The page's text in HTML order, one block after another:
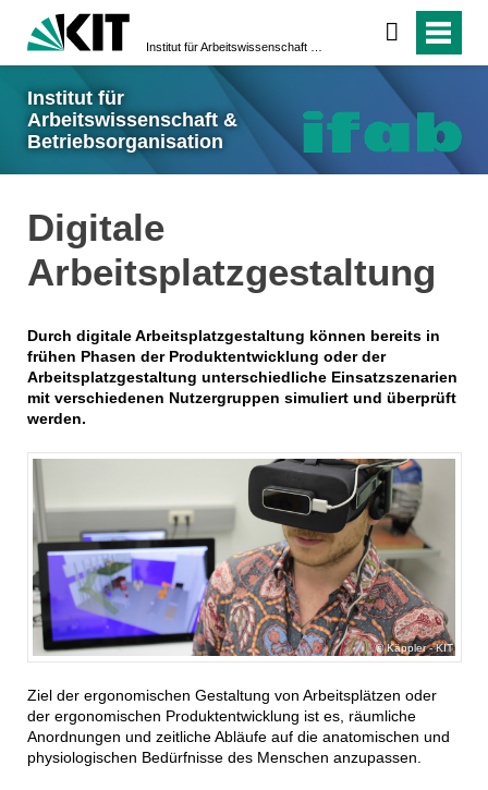
Institut für
Arbeitswissenschaft &
Betriebsorganisation
Digitale
Arbeitsplatzgestaltung
Durch digitale Arbeitsplatzgestaltung können bereits in
frühen Phasen der Produktentwicklung oder der
Arbeitsplatzgestaltung unterschiedliche Einsatzszenarien
mit verschiedenen Nutzergruppen simuliert und überprüft
werden.
Käppler - KIT
Ziel der ergonomischen Gestaltung von Arbeitsplätzen oder
der ergonomischen Produktentwicklung ist es, räumliche
Anordnungen und zeitliche Abläufe auf die anatomischen und
physiologischen Bedürfnisse des Menschen anzupassen.